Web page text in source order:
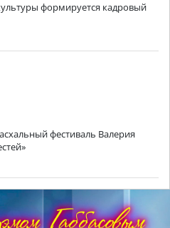
формируется кадровый
фестиваль Валерия